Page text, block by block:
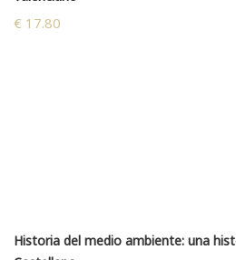
€ 17.80
Historia del medio ambiente: una